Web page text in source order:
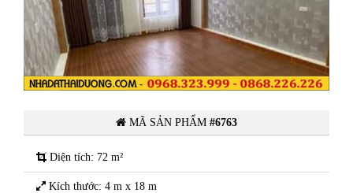
Chính chủ cần bán ngôi nhà 4 tầng
mặt phố Cao Bá Quát - Đông Nam
Cường - Thành Phố Hải Dương
MÃ SẢN PHẨM #6763
Diện tích: 72 m²
Kích thước: 4 m x 18 m